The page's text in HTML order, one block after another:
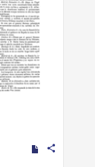
share